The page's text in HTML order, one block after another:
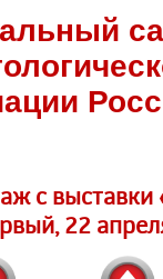
c выставки
22